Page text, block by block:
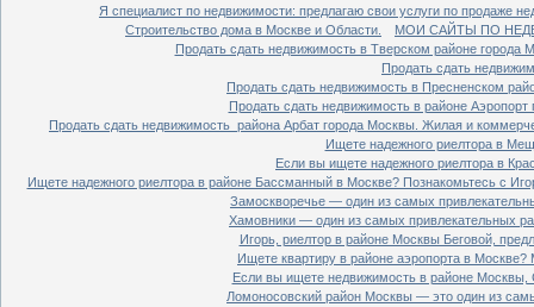
Я специалист по недвижимости: предлагаю свои услуги по продаже
Строительство дома в Москве и Области.
МОИ САЙТЫ ПО
Продать сдать недвижимость в Тверском районе города
Продать сдать
Продать сдать недвижимость в Пресненском
Продать сдать недвижимость в районе
Продать сдать недвижимость района Арбат города Москвы. Жилая и
Ищете надежного риелтора в
Если вы ищете надежного риелтора в
Ищете надежного риелтора в районе Бассманный в Москве? Познакомьтесь с
Замоскворечье — один из самых
Хамовники — один из самых привлекательных
Игорь, риелтор в районе Москвы Беговой,
Ищете квартиру в районе аэропорта в
Если вы ищете недвижимость в районе Москвы,
Ломоносовский район Москвы — это один из